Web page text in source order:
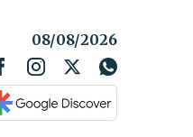
08/08/2026